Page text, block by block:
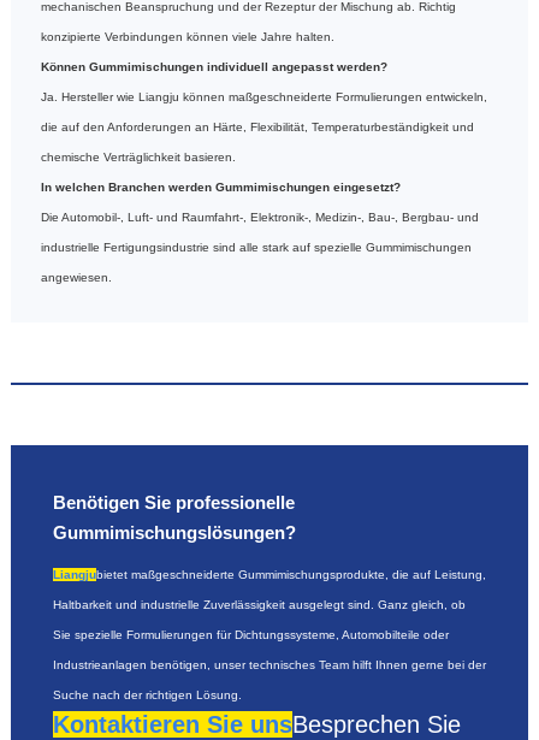
mechanischen Beanspruchung und der Rezeptur der Mischung ab. Richtig
konzipierte Verbindungen können viele Jahre halten.
Können Gummimischungen individuell angepasst werden?
Ja. Hersteller wie Liangju können maßgeschneiderte Formulierungen entwickeln,
die auf den Anforderungen an Härte, Flexibilität, Temperaturbeständigkeit und
chemische Verträglichkeit basieren.
In welchen Branchen werden Gummimischungen eingesetzt?
Die Automobil-, Luft- und Raumfahrt-, Elektronik-, Medizin-, Bau-, Bergbau- und
industrielle Fertigungsindustrie sind alle stark auf spezielle Gummimischungen
angewiesen.
Benötigen Sie professionelle
Gummimischungslösungen?
Liangjubietet maßgeschneiderte Gummimischungsprodukte, die auf Leistung,
Haltbarkeit und industrielle Zuverlässigkeit ausgelegt sind. Ganz gleich, ob
Sie spezielle Formulierungen für Dichtungssysteme, Automobilteile oder
Industrieanlagen benötigen, unser technisches Team hilft Ihnen gerne bei der
Suche nach der richtigen Lösung.
Kontaktieren Sie unsBesprechen Sie